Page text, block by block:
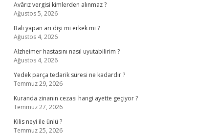
Avârız vergisi kimlerden alınmaz ?
Ağustos 5, 2026
Balı yapan arı dişi mi erkek mi ?
Ağustos 4, 2026
Alzheimer hastasını nasıl uyutabilirim ?
Ağustos 4, 2026
Yedek parça tedarik süresi ne kadardır ?
Temmuz 29, 2026
Kuranda zinanın cezası hangi ayette geçiyor ?
Temmuz 27, 2026
Kilis neyi ile ünlü ?
Temmuz 25, 2026